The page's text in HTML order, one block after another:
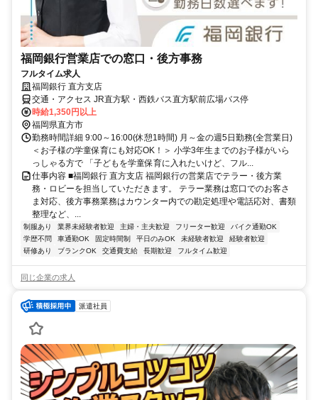
福岡銀行営業店での窓口・後方事務
フルタイム求人
福岡銀行 直方支店
交通・アクセス JR直方駅・西鉄バス直方駅前広場バス停
時給1,350円以上
福岡県直方市
勤務時間詳細 9:00～16:00(休憩1時間) 月～金の週5日勤務(全営業日)
＜お子様の学童保育にも対応OK！＞ 小学3年生までのお子様がいら
っしゃる方で 「子どもを学童保育に入れたいけど、フル...
仕事内容 ■福岡銀行 直方支店 福岡銀行の営業店でテラー・後方業
務・ロビーを担当していただきます。 テラー業務は窓口でのお客さ
ま対応、後方事務業務はカウンター内での勘定処理や電話応対、書類
整理など、...
制服あり 業界未経験者歓迎 主婦・主夫歓迎 フリーター歓迎
バイク通勤OK
学歴不問
車通勤OK 固定時間制 平日のみOK 未経験者歓迎
経験者歓迎
研修あり
ブランクOK 交通費支給 長期歓迎 フルタイム歓迎
同じ企業の求人
派遣社員